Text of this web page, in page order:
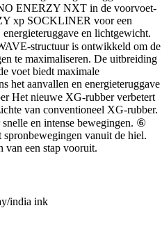
ENERZY NXT in de voorvoet-
xp SOCKLINER voor een
en lichtgewicht.
structuur is ontwikkeld om de
te maximaliseren. De uitbreiding
voet biedt maximale
het aanvallen en energieteruggave
Het nieuwe XG-rubber verbetert
van conventioneel XG-rubber.
en intense bewegingen. ⑥
vanuit de hiel.
van een stap vooruit.
india ink